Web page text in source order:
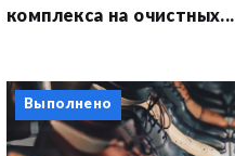
комплекса на очистных...
Выполнено